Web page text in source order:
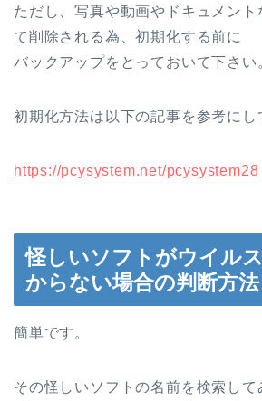
ただし、写真や動画やドキュメント
て削除される為、初期化する前に
バックアップをとっておいて下さい
初期化方法は以下の記事を参考にし
https://pcysystem.net/pcysystem28
怪しいソフトがウイル
からない場合の判断方法
簡単です。
その怪しいソフトの名前を検索して